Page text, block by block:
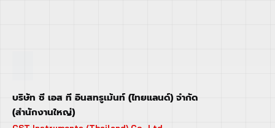
บริษัท ซี เอส ที อินสทรูเม้นท์ (ไทยแลนด์) จำกัด
(สำนักงานใหญ่)